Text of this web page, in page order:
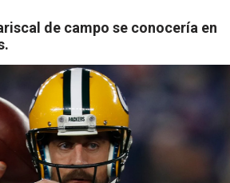
q
u
de campo se conocería en